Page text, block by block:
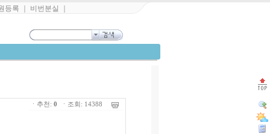
등록 비번분실
ㆍ추천: 0 ㆍ조회: 14388